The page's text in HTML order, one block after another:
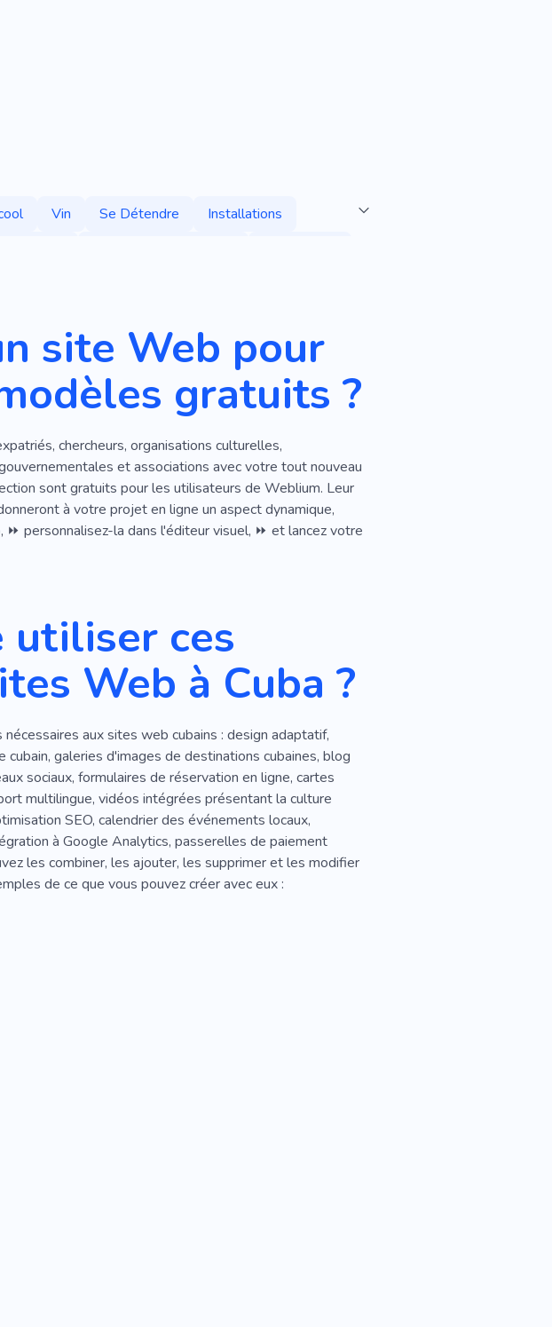
Vin Se Détendre
Installations
site Web pour
gratuits ?
chercheurs, organisations culturelles,
et associations avec votre tout nouveau
sont gratuits pour les utilisateurs de Weblium. Leur
à votre projet en ligne un aspect dynamique,
personnalisez-la dans l'éditeur visuel, ⏩ et lancez votre
utiliser ces
Web à Cuba ?
aux sites web cubains : design adaptatif,
galeries d'images de destinations cubaines, blog
sociaux, formulaires de réservation en ligne, cartes
multilingue, vidéos intégrées présentant la culture
SEO, calendrier des événements locaux,
à Google Analytics, passerelles de paiement
les combiner, les ajouter, les supprimer et les modifier
de ce que vous pouvez créer avec eux :